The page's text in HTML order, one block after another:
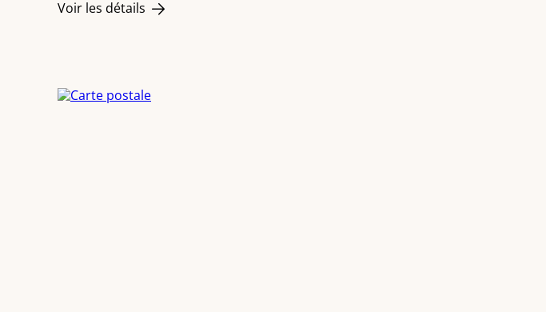
Voir les détails